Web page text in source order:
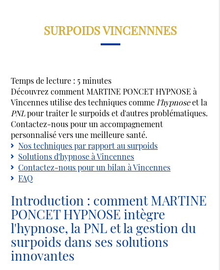
SURPOIDS VINCENNNES
Temps de lecture : 5 minutes
Découvrez comment MARTINE PONCET HYPNOSE à
Vincennes utilise des techniques comme l'hypnoseet la
PNLpour traiter le surpoids et d'autres problématiques.
Contactez-nous pour un accompagnement
personnalisé vers une meilleure santé.
Nos techniques par rapport au surpoids
Solutions d'hypnose à Vincennes
Contactez-nous pour un bilan à Vincennes
FAQ
Introduction : comment MARTINE
PONCET HYPNOSE intègre
l'hypnose, la PNL et la gestion du
surpoids dans ses solutions
innovantes